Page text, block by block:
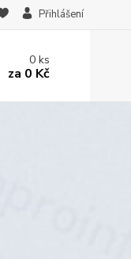
Přihlášení
0ks
za 0 Kč